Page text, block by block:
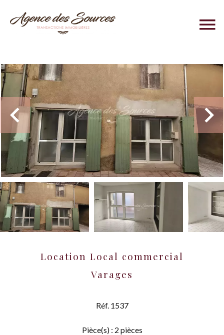
Location Local commercial
Varages
Réf. 1537
Pièce(s) : 2 pièces